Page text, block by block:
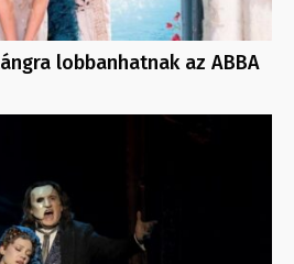
lobbanhatnak az ABBA